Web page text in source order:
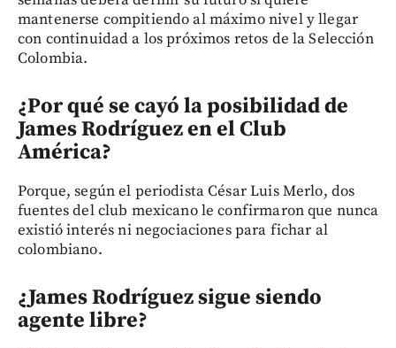
mantenerse compitiendo al máximo nivel y llegar
con continuidad a los próximos retos de la Selección
Colombia.
¿Por qué se cayó la posibilidad de
James Rodríguez en el Club
América?
Porque, según el periodista César Luis Merlo, dos
fuentes del club mexicano le confirmaron que nunca
existió interés ni negociaciones para fichar al
colombiano.
¿James Rodríguez sigue siendo
agente libre?